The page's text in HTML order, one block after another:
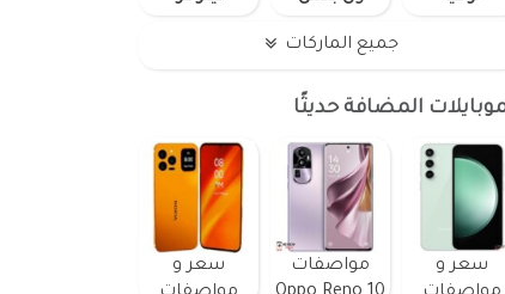
جميع الماركات
المضافة حديثًا
سعر و
مواصفات
سعر و